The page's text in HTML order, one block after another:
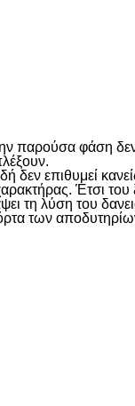
φάση
επιθυμεί
Έτσι
τη λύση του
των